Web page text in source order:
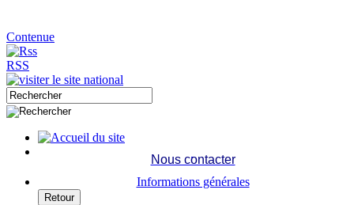
Contenue
RSS
Nous contacter
Informations générales
Retour